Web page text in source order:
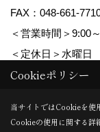
FAX：048-661-
＜営業時間＞9:00
＜定休日＞水曜日
Copyright (c) Sanko
Produced byゴデス
Cookieポリシー
当サイトではCookieを使
Cookieの使用に関する詳